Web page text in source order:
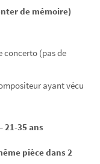
de mémoire)
concerto (pas de
ayant vécu
21-35 ans
pièce dans 2